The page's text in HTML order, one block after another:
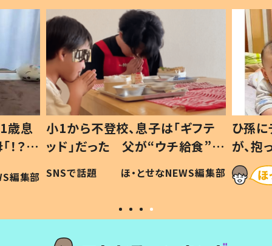
歳息
？」
編集部
小1から不登校、息子は「ギフテ
ッド」だった 父が“ウチ給食”を
作り続ける理由とは #令和の親
#令和の子
SNSで話題 ほ・とせなNEWS編集部
ひ孫
が、
「涙が
い」